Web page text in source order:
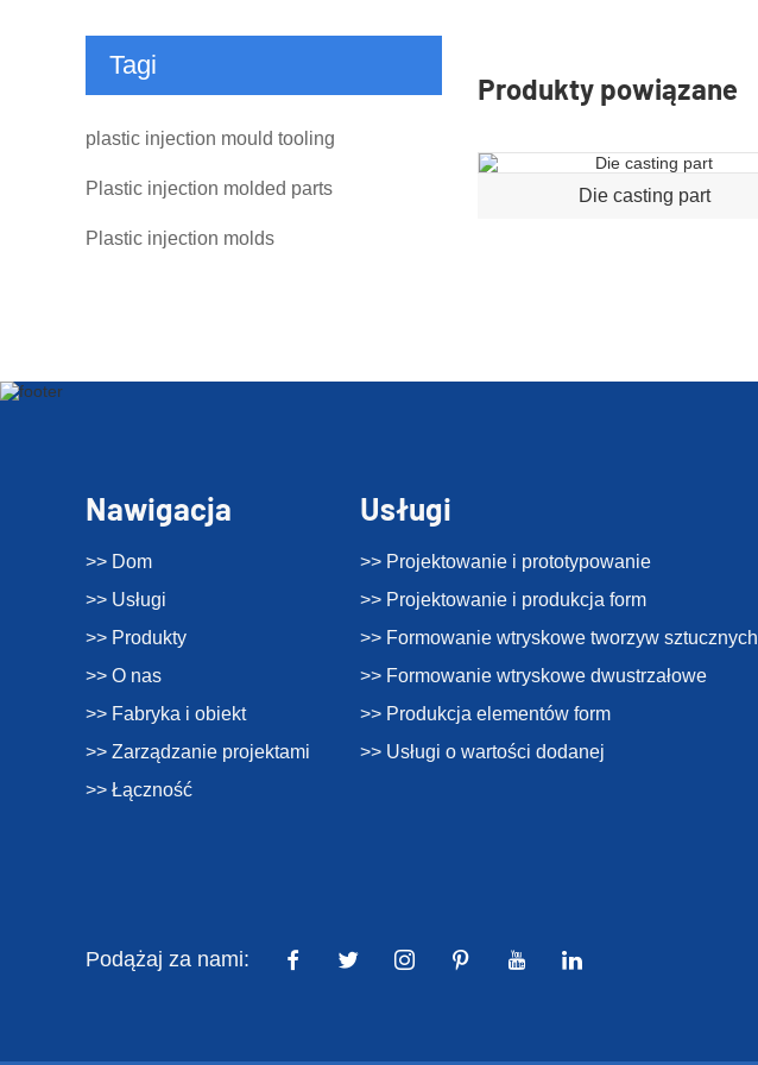
Produkty powiązane
Die casting part
Tagi
plastic injection mould tooling
Plastic injection molded parts
Plastic injection molds
Nawigacja
>> Dom
>> Usługi
>> Produkty
>> O nas
>> Fabryka i obiekt
>> Zarządzanie projektami
>> Łączność
Usługi
>> Projektowanie i prototypowanie
>> Projektowanie i produkcja form
>> Formowanie wtryskowe tworzyw sztucznych
>> Formowanie wtryskowe dwustrzałowe
>> Produkcja elementów form
>> Usługi o wartości dodanej
Podążaj za nami: